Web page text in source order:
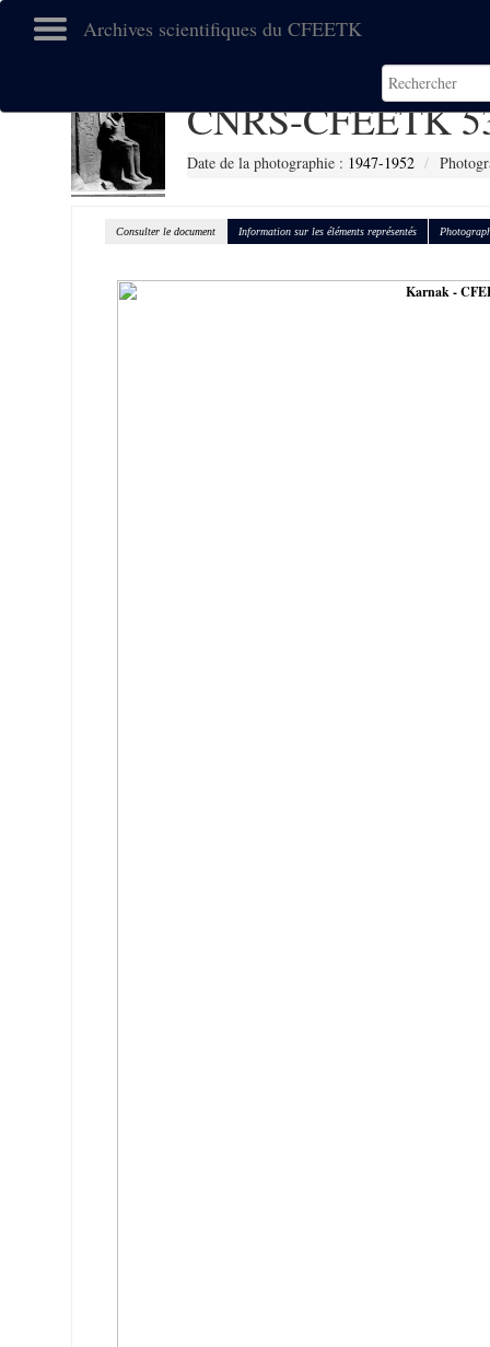
Archives scientifiques du CFEETK
CNRS-CFEETK
Date de la photographie : 1947-1952
Consulter le document Information sur les éléments représentés